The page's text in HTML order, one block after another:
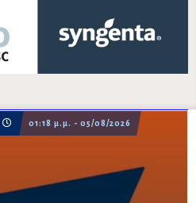
01:18 μ.μ. - 05/08/2026